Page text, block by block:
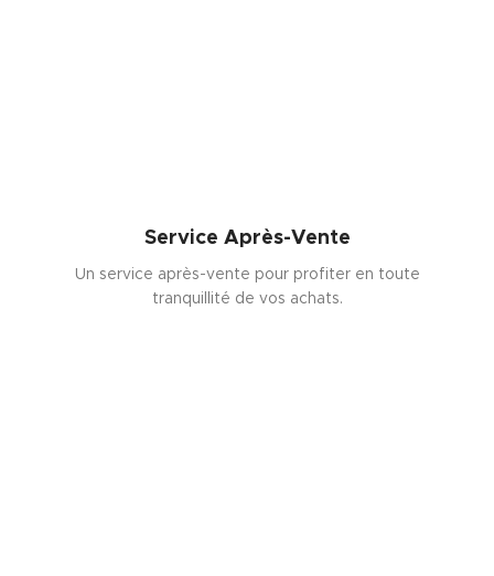
Service Après-Vente
Un service après-vente pour profiter en toute
tranquillité de vos achats.